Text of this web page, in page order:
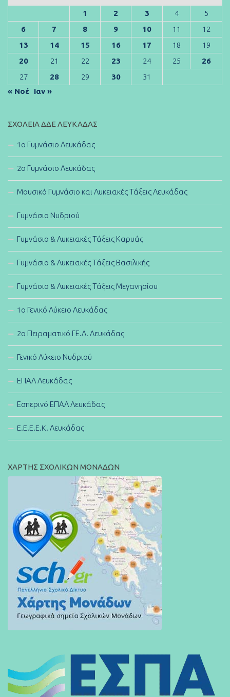
1
2 3 4
5
6
7 8 9 10 11
12
13
14 15 16 17 18
19
20
21 22 23 24 25
26
27
28 29 30
31
« Νοέ Ιαν »
ΣΧΟΛΕΊΑ ΔΔΕ ΛΕΥΚΆΔΑΣ
1ο Γυμνάσιο Λευκάδας
2ο Γυμνάσιο Λευκάδας
Μουσικό Γυμνάσιο και Λυκειακές Τάξεις Λευκάδας
Γυμνάσιο Νυδριού
Γυμνάσιο & Λυκειακές Τάξεις Καρυάς
Γυμνάσιο & Λυκειακές Τάξεις Βασιλικής
Γυμνάσιο & Λυκειακές Τάξεις Μεγανησίου
1ο Γενικό Λύκειο Λευκάδας
2ο Πειραματικό ΓΕ.Λ. Λευκάδας
Γενικό Λύκειο Νυδριού
ΕΠΑΛ Λευκάδας
Εσπερινό ΕΠΑΛ Λευκάδας
E.E.E.E.K. Λευκάδας
ΧΑΡΤΗΣ ΣΧΟΛΙΚΩΝ ΜΟΝΑΔΩΝ